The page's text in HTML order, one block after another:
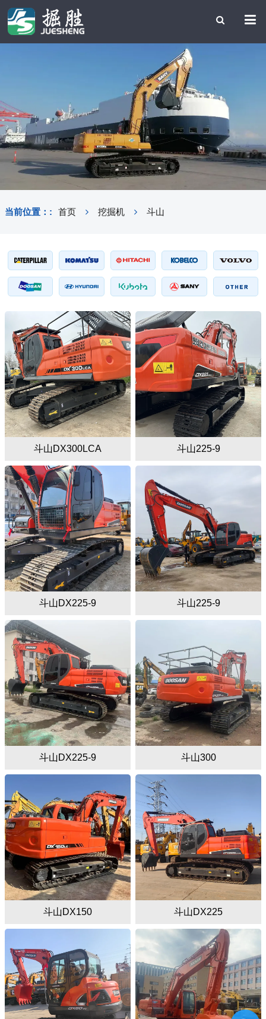
当前位置：: 首页 挖掘机 斗山
斗山DX300LCA 斗山225-9
斗山DX225-9 斗山225-9
斗山DX225-9 斗山300
斗山DX150 斗山DX225